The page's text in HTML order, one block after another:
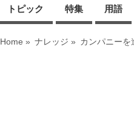
トピック 特集 用語
Home » ナレッジ » カンパニー